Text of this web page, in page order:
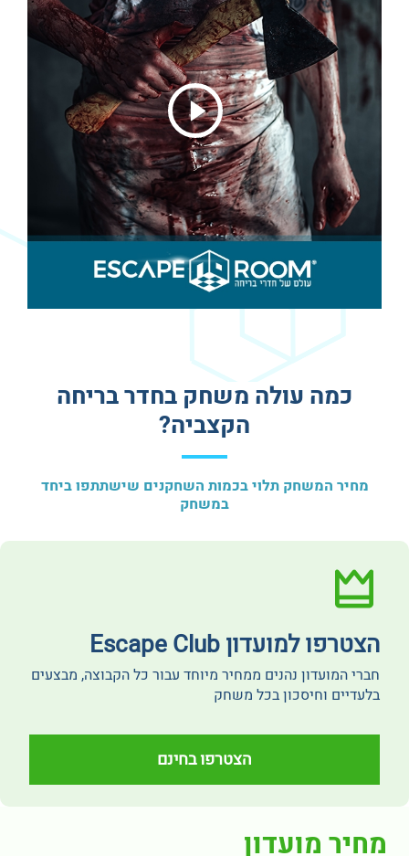
כמה עולה משחק בחדר בריחה
הקצביה?
מחיר המשחק תלוי בכמות השחקנים שישתתפו ביחד
במשחק
הצטרפו למועדון Escape Club
חברי המועדון נהנים ממחיר מיוחד עבור כל הקבוצה, מבצעים
בלעדיים וחיסכון בכל משחק
הצטרפו בחינם
מחיר מועדון